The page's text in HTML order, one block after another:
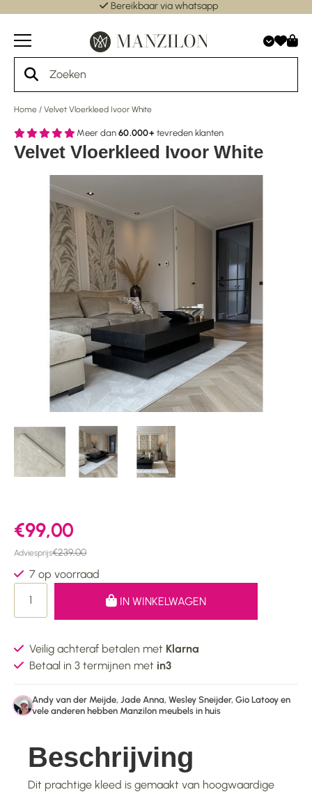
Bereikbaar via whatsapp
Home / Velvet Vloerkleed Ivoor White
Meer dan 60.000+ tevreden klanten
Velvet Vloerkleed Ivoor White
€99,00
Adviesprijs€239,00
7 op voorraad
IN WINKELWAGEN
Veilig achteraf betalen met Klarna
Betaal in 3 termijnen met in3
Andy van der Meijde, Jade Anna, Wesley Sneijder, Gio Latooy en
vele anderen hebben Manzilon meubels in huis
Beschrijving
Dit prachtige kleed is gemaakt van hoogwaardige